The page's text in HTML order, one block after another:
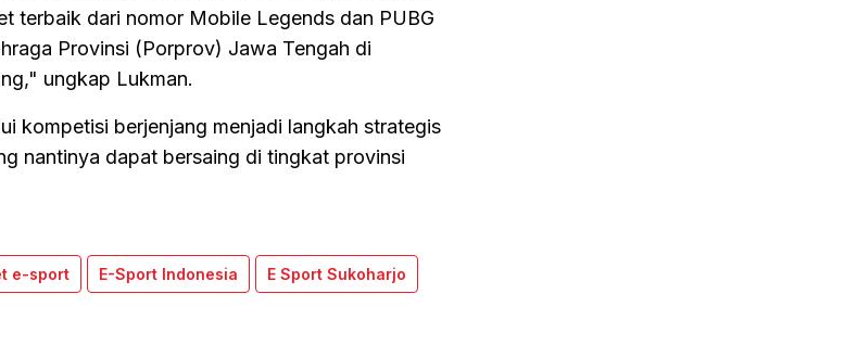
terbaik dari nomor Mobile Legends dan PUBG
Provinsi (Porprov) Jawa Tengah di
ungkap Lukman.
kompetisi berjenjang menjadi langkah strategis
nantinya dapat bersaing di tingkat provinsi
e-sport E-Sport Indonesia E Sport Sukoharjo